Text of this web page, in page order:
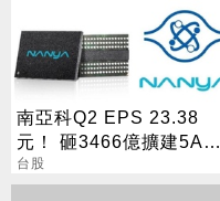
南亞科Q2 EPS 23.38
元！ 砸3466億擴建5A新
廠 今年資本支出增至697
億
台股